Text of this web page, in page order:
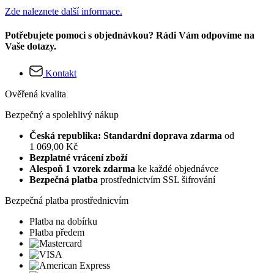
Zde naleznete další informace.
Potřebujete pomoci s objednávkou? Rádi Vám odpovíme na
Vaše dotazy.
Kontakt
Ověřená kvalita
Bezpečný a spolehlivý nákup
Česká republika: Standardní doprava zdarma od
1 069,00 Kč
Bezplatné vrácení zboží
Alespoň 1 vzorek zdarma ke každé objednávce
Bezpečná platba prostřednictvím SSL šifrování
Bezpečná platba prostřednicvím
Platba na dobírku
Platba předem